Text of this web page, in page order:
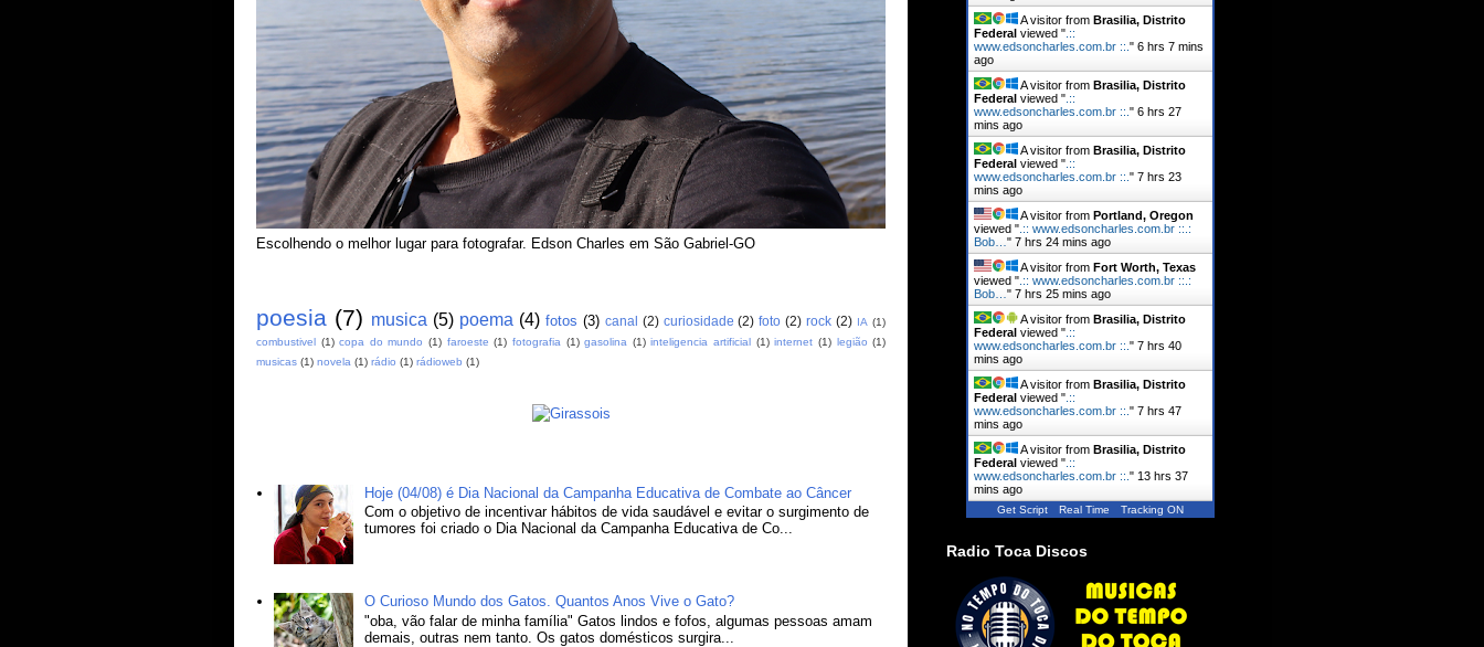
Escolhendo o melhor lugar para fotografar. Edson Charles em São Gabriel-GO
poesia (7) musica (5) poema (4) fotos (3) canal (2) curiosidade (2) foto (2) rock (2) IA (1)
combustivel (1) copa do mundo (1) faroeste (1) fotografia (1) gasolina (1) inteligencia artificial (1) internet (1) legião (1)
musicas (1) novela (1) rádio (1) rádioweb (1)
Hoje (04/08) é Dia Nacional da Campanha Educativa de Combate ao Câncer
Com o objetivo de incentivar hábitos de vida saudável e evitar o surgimento de
tumores foi criado o Dia Nacional da Campanha Educativa de Co...
O Curioso Mundo dos Gatos. Quantos Anos Vive o Gato?
"oba, vão falar de minha família" Gatos lindos e fofos, algumas pessoas amam
demais, outras nem tanto. Os gatos domésticos surgira...
A visitor from Brasilia, Distrito
Federalviewed ".::
www.edsoncharles.com.br ::. " 6 hrs 7 mins
ago
A visitor from Brasilia, Distrito
Federalviewed ".::
www.edsoncharles.com.br ::. " 6 hrs 27
mins ago
A visitor from Brasilia, Distrito
Federalviewed ".::
www.edsoncharles.com.br ::. " 7 hrs 23
mins ago
A visitor from Portland, Oregon
viewed ".:: www.edsoncharles.com.br ::.:
Bob… " 7 hrs 24 mins ago
A visitor from Fort Worth, Texas
viewed ".:: www.edsoncharles.com.br ::.:
Bob… " 7 hrs 25 mins ago
A visitor from Brasilia, Distrito
Federalviewed ".::
www.edsoncharles.com.br ::. " 7 hrs 40
mins ago
A visitor from Brasilia, Distrito
Federalviewed ".::
www.edsoncharles.com.br ::. " 7 hrs 47
mins ago
A visitor from Brasilia, Distrito
Federalviewed ".::
www.edsoncharles.com.br ::. " 13 hrs 37
mins ago
Get Script Real Time Tracking ON
Radio Toca Discos